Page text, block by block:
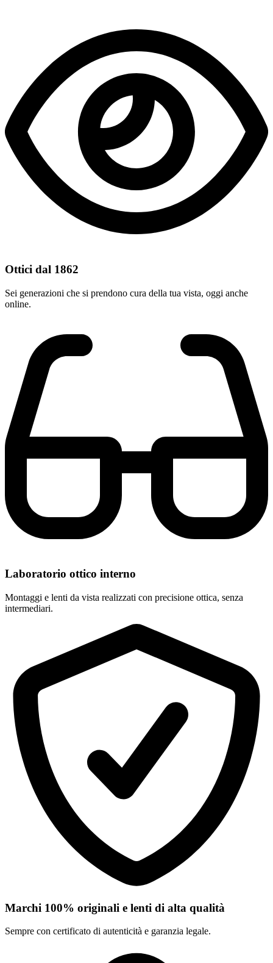
Ottici dal 1862
Sei generazioni che si prendono cura della tua vista, oggi anche
online.
Laboratorio ottico interno
Montaggi e lenti da vista realizzati con precisione ottica, senza
intermediari.
Marchi 100% originali e lenti di alta qualità
Sempre con certificato di autenticità e garanzia legale.